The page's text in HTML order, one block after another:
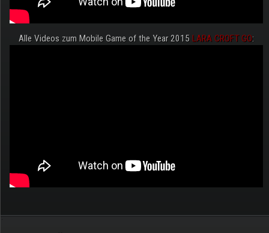
Alle Videos zum Mobile Game of the Year 2015 LARA CROFT GO:
.